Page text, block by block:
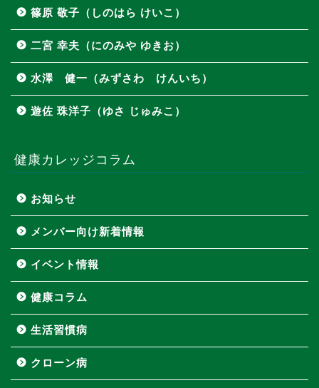
篠原 敬子（しのはら けいこ）
二宮 幸夫（にのみや ゆきお）
水澤 健一（みずさわ けんいち）
遊佐 珠洋子（ゆさ じゅみこ）
健康カレッジコラム
お知らせ
メンバー向け新着情報
イベント情報
健康コラム
生活習慣病
クローン病